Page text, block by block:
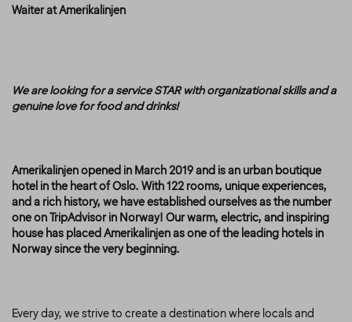
Waiter at Amerikalinjen
We are looking for a service STAR with organizational skills and a
genuine love for food and drinks!
Amerikalinjen opened in March 2019 and is an urban boutique
hotel in the heart of Oslo. With 122 rooms, unique experiences,
and a rich history, we have established ourselves as the number
one on TripAdvisor in Norway! Our warm, electric, and inspiring
house has placed Amerikalinjen as one of the leading hotels in
Norway since the very beginning.
Every day, we strive to create a destination where locals and